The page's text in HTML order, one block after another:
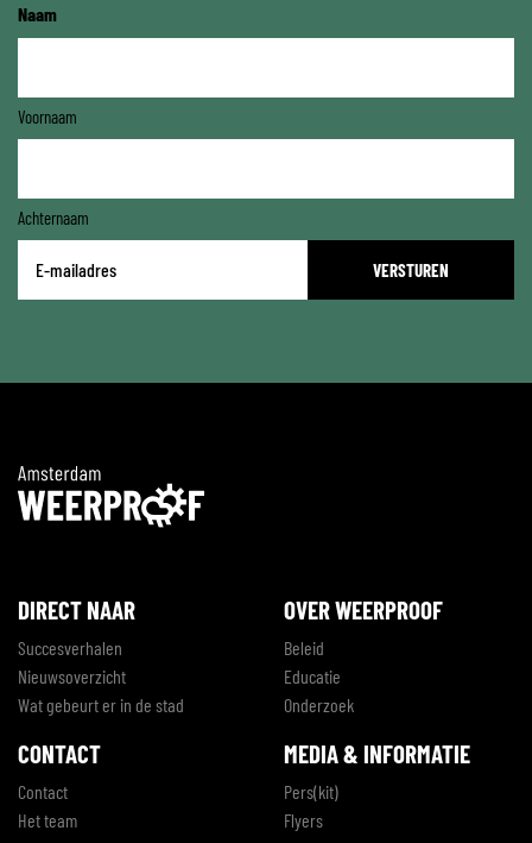
Naam
Voornaam
Achternaam
mailadres
DIRECT NAAR
Succesverhalen
Nieuwsoverzicht
Wat gebeurt er in de stad
OVER WEERPROOF
Beleid
Educatie
Onderzoek
CONTACT
Contact
Het team
MEDIA & INFORMATIE
Pers(kit)
Flyers